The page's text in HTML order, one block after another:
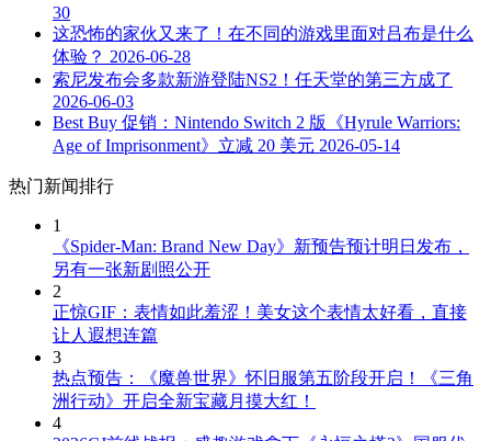
30
这恐怖的家伙又来了！在不同的游戏里面对吕布是什么
体验？ 2026-06-28
索尼发布会多款新游登陆NS2！任天堂的第三方成了
2026-06-03
Best Buy 促销：Nintendo Switch 2 版《Hyrule Warriors:
Age of Imprisonment》立减 20 美元 2026-05-14
热门新闻排行
1
《Spider-Man: Brand New Day》新预告预计明日发布，
另有一张新剧照公开
2
正惊GIF：表情如此羞涩！美女这个表情太好看，直接
让人遐想连篇
3
热点预告：《魔兽世界》怀旧服第五阶段开启！《三角
洲行动》开启全新宝藏月摸大红！
4